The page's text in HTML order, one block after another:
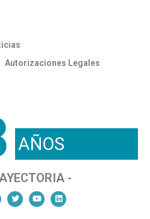
Autorizaciones Legales
AÑOS
-